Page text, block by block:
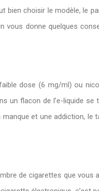
choisir le modèle, le
donne quelques
dose (6 mg/ml) ou
flacon de l’e-liquide se
et une addiction, le
de cigarettes que vous